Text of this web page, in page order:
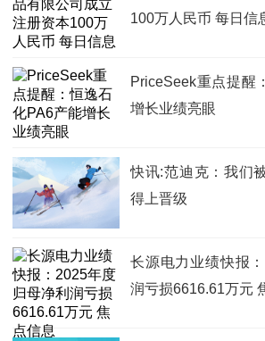
100万人民币 每日信
PriceSeek重点提醒
增长业绩亮眼
快讯:​范迪克：我们
得上晋级
长源电力业绩快报
润亏损6616.61万元